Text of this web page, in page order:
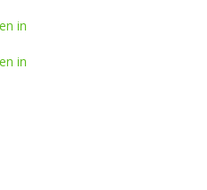
in
in